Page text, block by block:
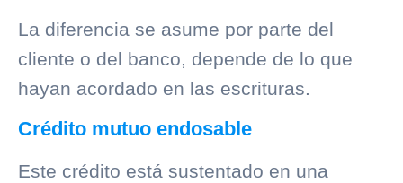
La diferencia se asume por parte del
cliente o del banco, depende de lo que
hayan acordado en las escrituras.
Crédito mutuo endosable
Este crédito está sustentado en una